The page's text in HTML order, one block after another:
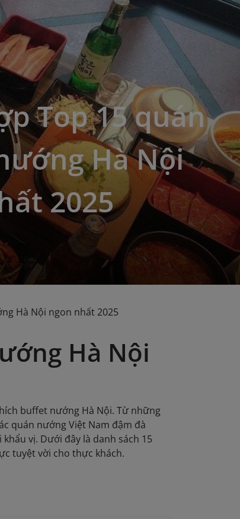
Top 15 quán
Hà Nội
2025
Hà Nội ngon nhất 2025
Hà Nội
buffet nướng Hà Nội. Từ những
quán nướng Việt Nam đậm đà
vị. Dưới đây là danh sách 15
tuyệt vời cho thực khách.